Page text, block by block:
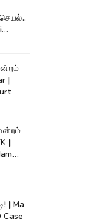
|
|
| Ma
Case